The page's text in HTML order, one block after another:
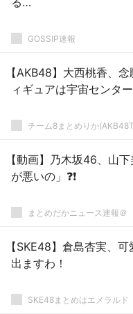
GOSSIP速報
【AKB48】大西桃香、
ィギュアは宇宙センタ
チーム8まとめりか
【動画】乃木坂46、山
が悪いの」❓❗
まとめだかニュース速報＠
【SKE48】倉島杏実、
出ますわ！
SKE48まとめはエメラルド